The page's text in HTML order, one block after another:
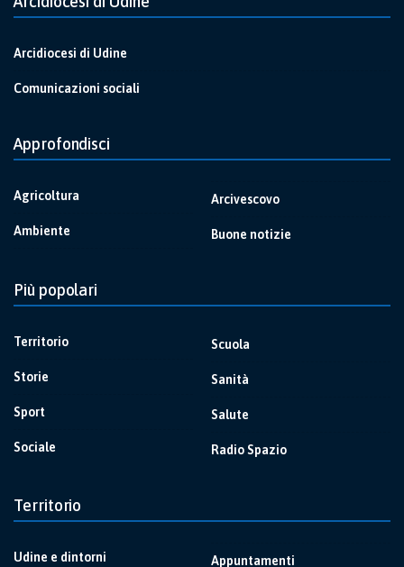
Arcidiocesi di Udine
Comunicazioni sociali
Approfondisci
Agricoltura
Ambiente
Arcivescovo
Buone notizie
Più popolari
Territorio
Storie
Sport
Sociale
Scuola
Sanità
Salute
Radio Spazio
Territorio
Udine e dintorni Appuntamenti